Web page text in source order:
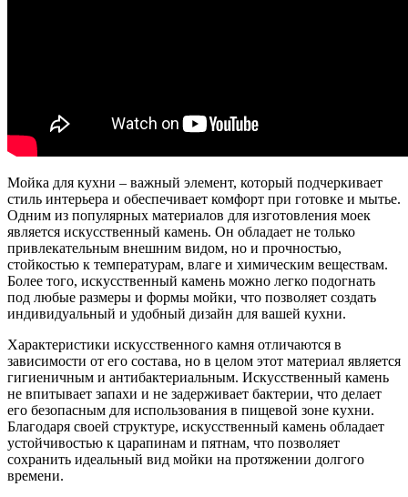
Мойка для кухни – важный элемент, который подчеркивает
стиль интерьера и обеспечивает комфорт при готовке и мытье.
Одним из популярных материалов для изготовления моек
является искусственный камень. Он обладает не только
привлекательным внешним видом, но и прочностью,
стойкостью к температурам, влаге и химическим веществам.
Более того, искусственный камень можно легко подогнать
под любые размеры и формы мойки, что позволяет создать
индивидуальный и удобный дизайн для вашей кухни.
Характеристики искусственного камня отличаются в
зависимости от его состава, но в целом этот материал является
гигиеничным и антибактериальным. Искусственный камень
не впитывает запахи и не задерживает бактерии, что делает
его безопасным для использования в пищевой зоне кухни.
Благодаря своей структуре, искусственный камень обладает
устойчивостью к царапинам и пятнам, что позволяет
сохранить идеальный вид мойки на протяжении долгого
времени.